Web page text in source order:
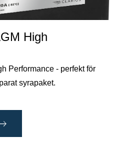
High
Performance - perfekt för
syrapaket.